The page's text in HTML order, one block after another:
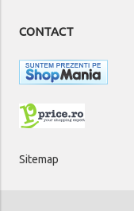
CONTACT
Sitemap